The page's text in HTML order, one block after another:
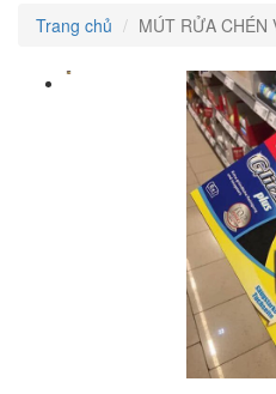
Trang chủ MÚT RỬA CHÉN